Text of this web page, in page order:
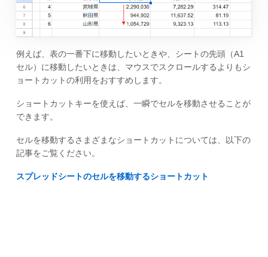
例えば、表の一番下に移動したいときや、シートの先頭（A1
セル）に移動したいときは、マウスでスクロールするよりもシ
ョートカットの利用をおすすめします。
ショートカットキーを使えば、一瞬でセルを移動させることが
できます。
セルを移動するさまざまなショートカットについては、以下の
記事をご覧ください。
スプレッドシートのセルを移動するショートカット